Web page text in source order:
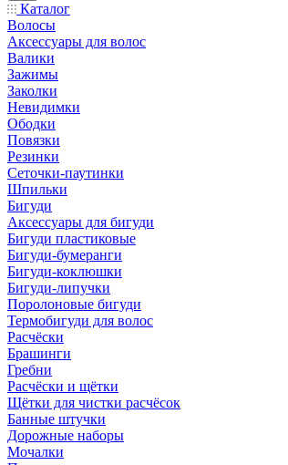
Каталог
Волосы
Аксессуары для волос
Валики
Зажимы
Заколки
Невидимки
Ободки
Повязки
Резинки
Сеточки-паутинки
Шпильки
Бигуди
Аксессуары для бигуди
Бигуди пластиковые
Бигуди-бумеранги
Бигуди-коклюшки
Бигуди-липучки
Поролоновые бигуди
Термобигуди для волос
Расчёски
Брашинги
Гребни
Расчёски и щётки
Щётки для чистки расчёсок
Банные штучки
Дорожные наборы
Мочалки